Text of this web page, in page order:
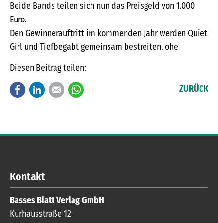
Beide Bands teilen sich nun das Preisgeld von 1.000
Euro.
Den Gewinnerauftritt im kommenden Jahr werden Quiet
Girl und Tiefbegabt gemeinsam bestreiten. ohe
Diesen Beitrag teilen:
FacebookLinkedInE-mail ZURÜCK
Kontakt
Basses Blatt Verlag GmbH
Kurhausstraße 12